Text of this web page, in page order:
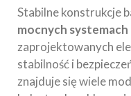
Stabilne konstrukcje
mocnych
zaprojektowanych
stabilność i
znajduje się wiele